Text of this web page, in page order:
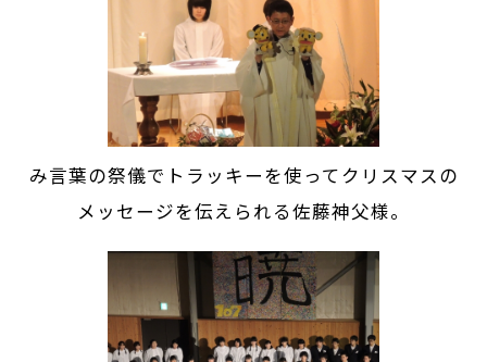
み言葉の祭儀でトラッキーを使ってクリスマスの
メッセージを伝えられる佐藤神父様。